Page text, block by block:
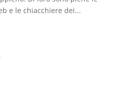
e le chiacchiere dei...